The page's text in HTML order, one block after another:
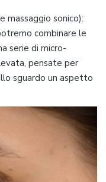
massaggio sonico):
combinare le
serie di micro-
pensate per
sguardo un aspetto